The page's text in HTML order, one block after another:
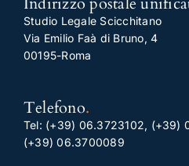
Studio Legale Scicchitano
Via Emilio Faà di Bruno, 4
00195-Roma
Telefono.
Tel: (+39) 06.3723102, (+39)
(+39) 06.3700089